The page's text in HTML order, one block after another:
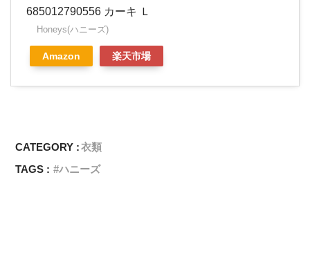
685012790556 カーキ Ｌ
Honeys(ハニーズ)
Amazon 楽天市場
CATEGORY :衣類
TAGS :
ハニーズ